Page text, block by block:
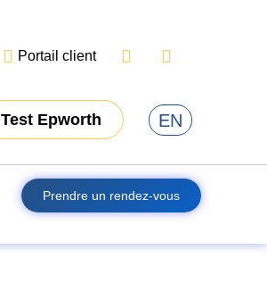
Portail client
Test Epworth EN
Prendre un rendez-vous